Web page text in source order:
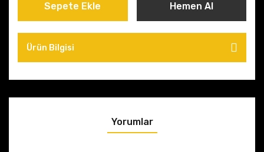
Sepete Ekle Hemen Al
Ürün Bilgisi
Yorumlar